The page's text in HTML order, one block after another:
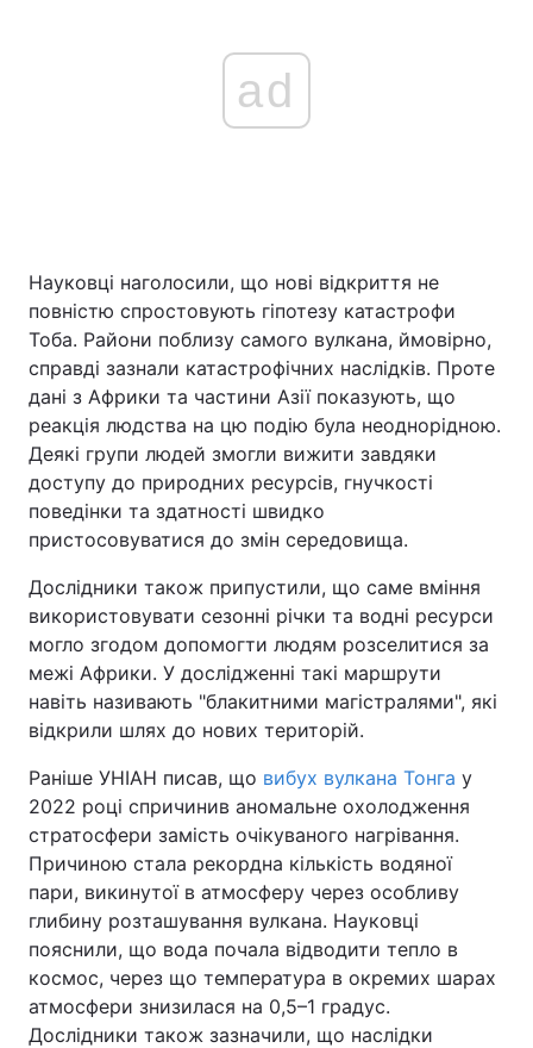
ad
Науковці наголосили, що нові відкриття не
повністю спростовують гіпотезу катастрофи
Тоба. Райони поблизу самого вулкана, ймовірно,
справді зазнали катастрофічних наслідків. Проте
дані з Африки та частини Азії показують, що
реакція людства на цю подію була неоднорідною.
Деякі групи людей змогли вижити завдяки
доступу до природних ресурсів, гнучкості
поведінки та здатності швидко
пристосовуватися до змін середовища.
Дослідники також припустили, що саме вміння
використовувати сезонні річки та водні ресурси
могло згодом допомогти людям розселитися за
межі Африки. У дослідженні такі маршрути
навіть називають "блакитними магістралями", які
відкрили шлях до нових територій.
Раніше УНІАН писав, що вибух вулкана Тонга у
2022 році спричинив аномальне охолодження
стратосфери замість очікуваного нагрівання.
Причиною стала рекордна кількість водяної
пари, викинутої в атмосферу через особливу
глибину розташування вулкана. Науковці
пояснили, що вода почала відводити тепло в
космос, через що температура в окремих шарах
атмосфери знизилася на 0,5–1 градус.
Дослідники також зазначили, що наслідки